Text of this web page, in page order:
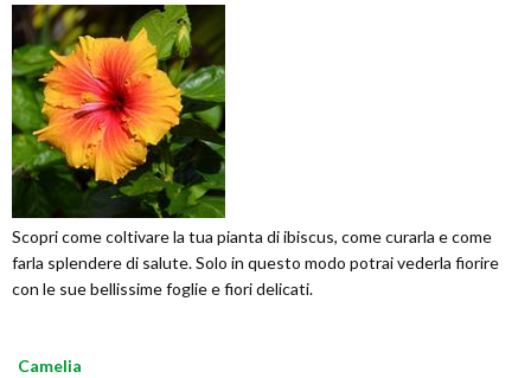
Scopri come coltivare la tua pianta di ibiscus, come curarla e come
farla splendere di salute. Solo in questo modo potrai vederla fiorire
con le sue bellissime foglie e fiori delicati.
Camelia